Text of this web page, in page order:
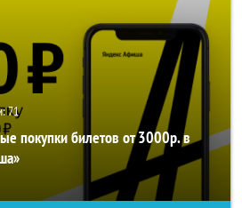
71
покупки билетов от 3000р. в